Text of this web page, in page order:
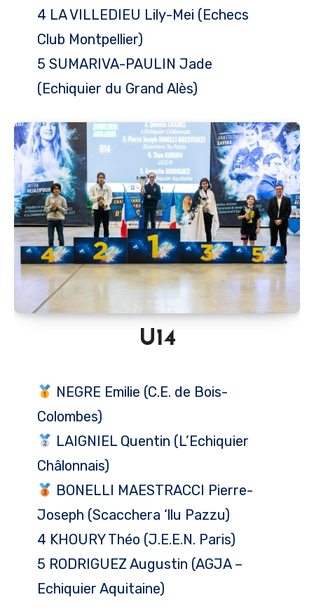
4 LA VILLEDIEU Lily-Mei (Echecs
Club Montpellier)
5 SUMARIVA-PAULIN Jade
(Echiquier du Grand Alès)
U14
NEGRE Emilie (C.E. de Bois-
Colombes)
LAIGNIEL Quentin (L’Echiquier
Châlonnais)
BONELLI MAESTRACCI Pierre-
Joseph (Scacchera ‘llu Pazzu)
4 KHOURY Théo (J.E.E.N. Paris)
5 RODRIGUEZ Augustin (AGJA –
Echiquier Aquitaine)